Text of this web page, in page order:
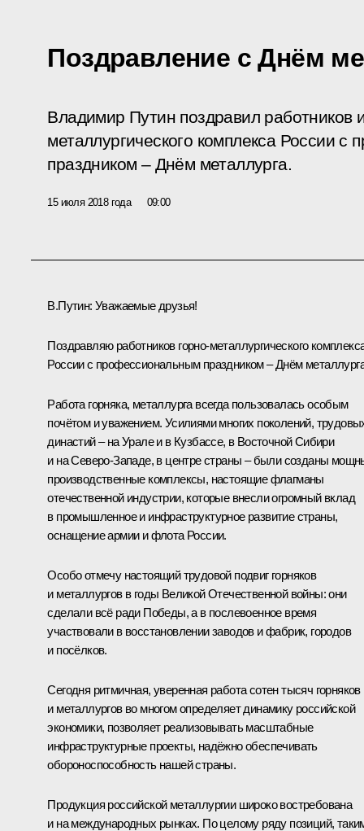
Поздравление с Днём
Владимир Путин поздравил работников
металлургического комплекса России с
праздником – Днём металлурга.
15 июля 2018 года 09:00
В.Путин: Уважаемые друзья!
Поздравляю работников горно-металлургического
России с профессиональным праздником – Днём
Работа горняка, металлурга всегда пользовалась особым
почётом и уважением. Усилиями многих поколений,
династий – на Урале и в Кузбассе, в Восточной Сибири
и на Северо-Западе, в центре страны – были созданы
производственные комплексы, настоящие флагманы
отечественной индустрии, которые внесли огромный вклад
в промышленное и инфраструктурное развитие страны,
оснащение армии и флота России.
Особо отмечу настоящий трудовой подвиг горняков
и металлургов в годы Великой Отечественной войны: они
сделали всё ради Победы, а в послевоенное время
участвовали в восстановлении заводов и фабрик, городов
и посёлков.
Сегодня ритмичная, уверенная работа сотен тысяч горняков
и металлургов во многом определяет динамику российской
экономики, позволяет реализовывать масштабные
инфраструктурные проекты, надёжно обеспечивать
обороноспособность нашей страны.
Продукция российской металлургии широко востребована
и на международных рынках. По целому ряду позиций,